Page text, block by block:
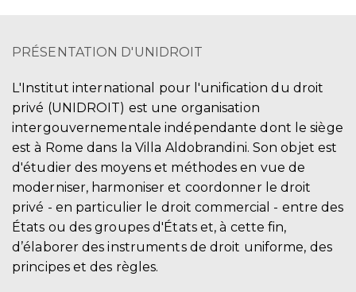
PRÉSENTATION D'UNIDROIT
L'Institut international pour l'unification du droit
privé (UNIDROIT) est une organisation
intergouvernementale indépendante dont le siège
est à Rome dans la Villa Aldobrandini. Son objet est
d'étudier des moyens et méthodes en vue de
moderniser, harmoniser et coordonner le droit
privé - en particulier le droit commercial - entre des
États ou des groupes d'États et, à cette fin,
d’élaborer des instruments de droit uniforme, des
principes et des règles.